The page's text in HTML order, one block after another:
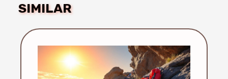
SIMILAR